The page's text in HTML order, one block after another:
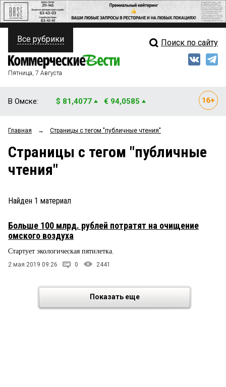
ПОЛИТИКА
ФИНАНСЫ
ОБЩЕСТВО
ЗАКОН
ПРОИСШЕСТВИЯ
СТИЛЬ ЖИЗНИ
Свежий выпуск
Мнения
Рейтинги
Все рубрики Поиск по сайту
Пятница, 7 Августа
В Омске: $ 81,4077 € 94,0585
Главная → Страницы c тегом "публичные чтения"
Страницы c тегом "публичные
чтения"
Найден 1 материал
Больше 100 млрд. рублей потратят на очищение
омского воздуха
Стартует экологическая пятилетка.
2 мая 2019 09:26 0 2441
Показать еще